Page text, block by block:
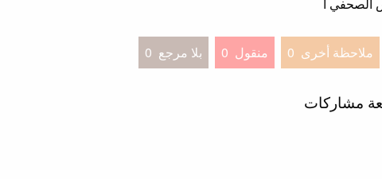
ملاحظة أخرى 0 منقول 0 بلا مرجع 0
مشاركات